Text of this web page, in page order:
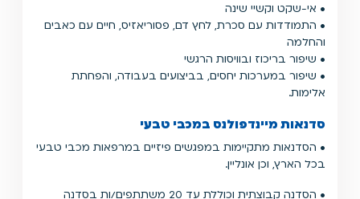
• אי-שקט וקשיי שינה
• התמודדות עם סכרת, לחץ דם, פסוריאזיס, חיים עם כאבים
והחלמה
• שיפור בריכוז ובוויסות הרגשי
• שיפור במערכות יחסים, בביצועים בעבודה, והפחתת
אלימות.
סדנאות מיינדפולנס במכבי טבעי
• הסדנאות מתקיימות במפגשים פיזיים במרפאות מכבי טבעי
בכל הארץ, וכן אונליין.
• הסדנה קבוצתית וכוללת עד 20 משתתפים/ות בסדנה